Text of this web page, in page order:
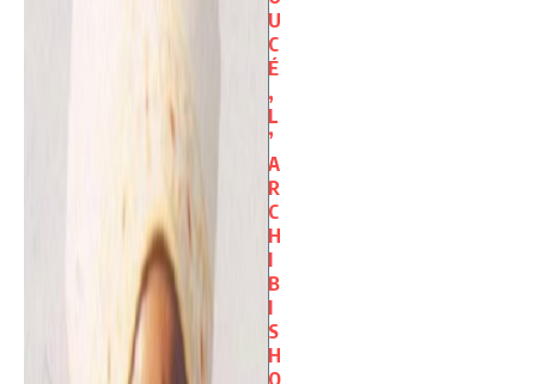
U
C
É
,
L
’
A
R
C
H
I
B
I
S
H
O